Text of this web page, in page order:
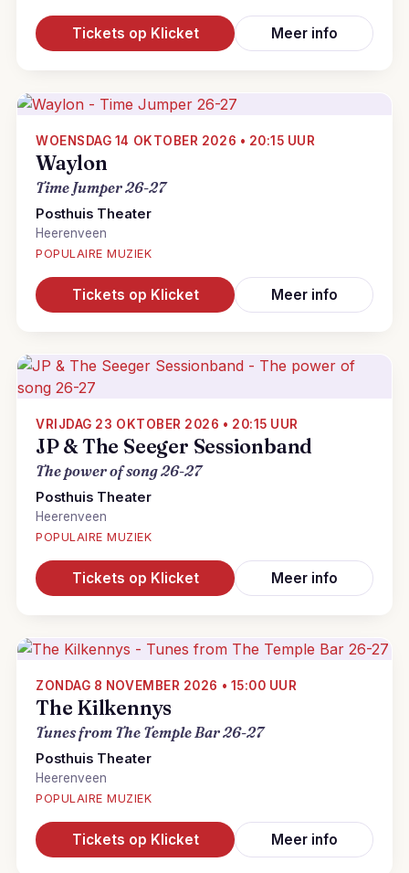
Tickets op Klicket Meer info
WOENSDAG 14 OKTOBER 2026 • 20:15 UUR
Waylon
Time Jumper 26-27
Posthuis Theater
Heerenveen
POPULAIRE MUZIEK
Tickets op Klicket Meer info
VRIJDAG 23 OKTOBER 2026 • 20:15 UUR
JP & The Seeger Sessionband
The power of song 26-27
Posthuis Theater
Heerenveen
POPULAIRE MUZIEK
Tickets op Klicket Meer info
ZONDAG 8 NOVEMBER 2026 • 15:00 UUR
The Kilkennys
Tunes from The Temple Bar 26-27
Posthuis Theater
Heerenveen
POPULAIRE MUZIEK
Tickets op Klicket Meer info